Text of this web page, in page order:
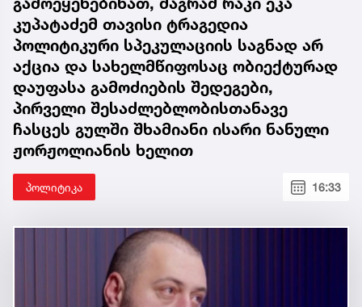
კუპატაძემ თავისი ტრაგედია
პოლიტიკური სპეკულაციის საგნად არ
აქცია და სახელმწიფოსაც ობიექტურად
დაუფასა გამოძიების შედეგები,
პირველი შესაძლებლობისთანავე
ჩასცეს გულში შხამიანი ისარი ნანული
ჟორჟოლიანის ხელით
პოლიტიკა 16:33